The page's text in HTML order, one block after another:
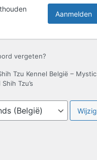
vergeten?
Tzu Kennel België – Mystic
Tzu’s